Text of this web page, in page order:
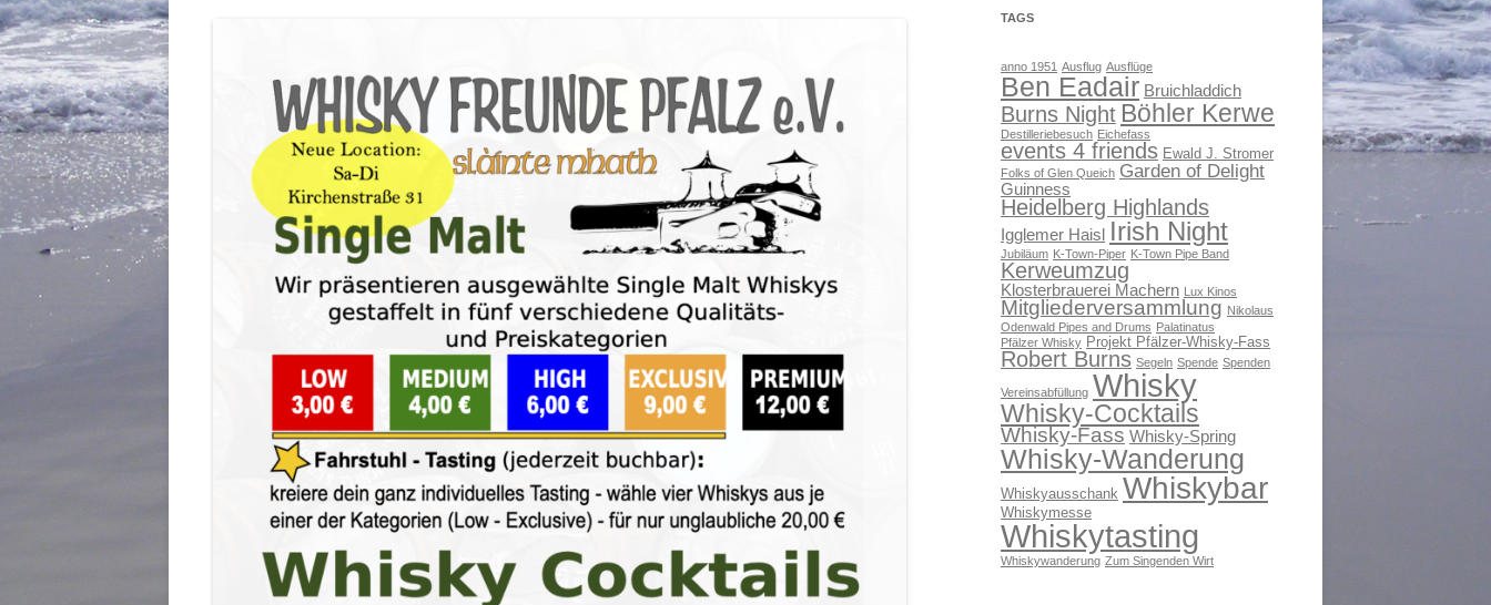
TAGS
anno 1951 Ausflug Ausflüge
Ben Eadair Bruichladdich
Burns Night Böhler Kerwe
Destilleriebesuch Eichefass
events 4 friends Ewald J. Stromer
Folks of Glen Queich Garden of Delight
Guinness
Heidelberg Highlands
Igglemer Haisl Irish Night
Jubiläum K-Town-Piper K-Town Pipe Band
Kerweumzug
Klosterbrauerei Machern Lux Kinos
Mitgliederversammlung Nikolaus
Odenwald Pipes and Drums Palatinatus
Pfälzer Whisky Projekt Pfälzer-Whisky-Fass
Robert Burns Segeln Spende Spenden
Vereinsabfüllung Whisky
Whisky-Cocktails
Whisky-Fass Whisky-Spring
Whisky-Wanderung
Whiskyausschank Whiskybar
Whiskymesse
Whiskytasting
Whiskywanderung Zum Singenden Wirt